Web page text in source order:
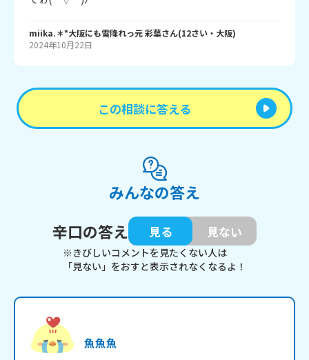
miika.＊*大阪にも雪降れっ元 彩葉さん(12さい・ 大阪)
2024年10月22日
この相談に答える
みんなの答え
辛口の答え
見る 見ない
※きびしいコメントを見たくない人は
「見ない」をおすと表示されなくなるよ！
魚魚魚